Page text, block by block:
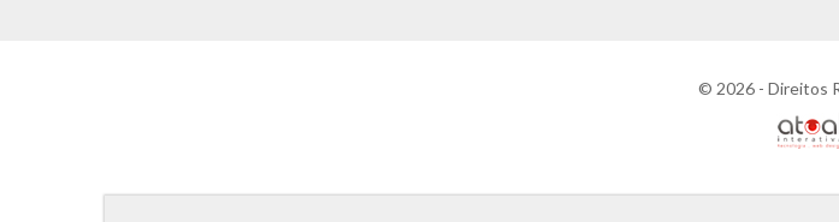
© 2026 - Direitos